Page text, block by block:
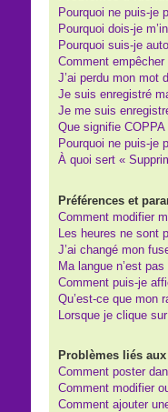
Pourquoi ne puis-je
Pourquoi dois-je
Pourquoi suis-je
Comment
J’ai perdu mon mot
Je suis enregistré
Je me suis
Que signifie COPPA
Pourquoi ne puis-je
À quoi sert «
Préférences et
Comment modifier
Les heures ne sont
J’ai changé mon
Ma langue n’est
Comment puis-je
Qu’est-ce que mon
Lorsque je clique
Problèmes liés
Comment poster
Comment modifier
Comment ajouter